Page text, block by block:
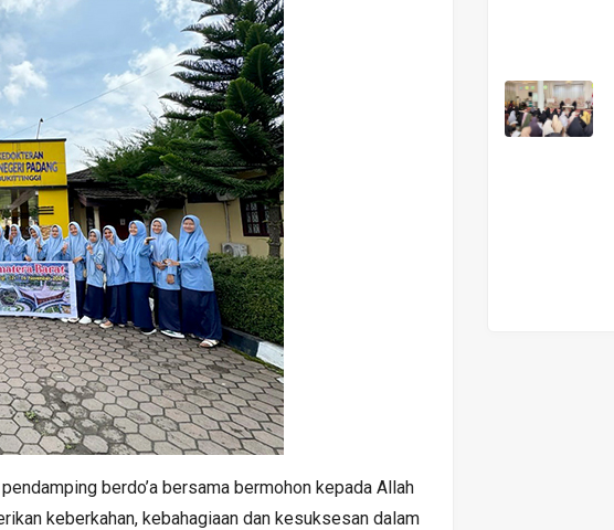
berdo’a bersama bermohon kepada Allah
keberkahan, kebahagiaan dan kesuksesan dalam